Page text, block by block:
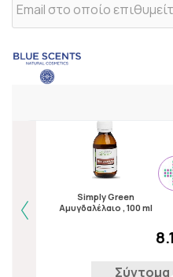
Simply Green
Αμυγδαλέλαιο , 100 ml
Σύντομα